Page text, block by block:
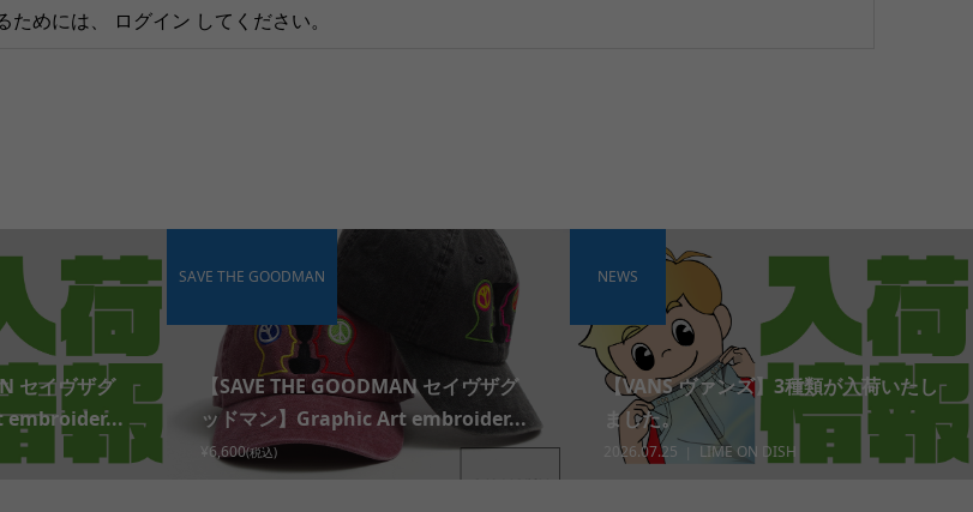
ためには、 ログイン してください。
セイヴザグ
embroider...
【SAVE THE GOODMAN セイヴザグ
ッドマン】Graphic Art embroider...
¥6,600(税込)
SAVE THE GOODMAN
【VANS ヴァンズ】3種類が入荷いたし
ました。
2026.07.25 LIME ON DISH
NEWS